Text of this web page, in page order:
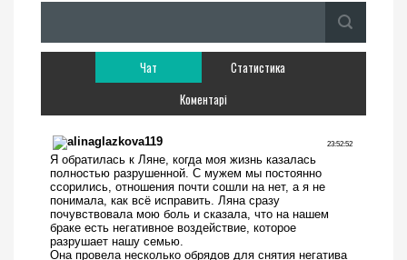
Чат
Статистика
Коментарі